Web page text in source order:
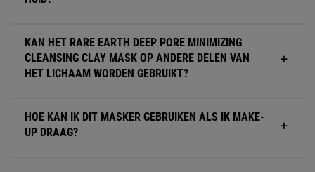
KAN HET RARE EARTH DEEP PORE MINIMIZING
CLEANSING CLAY MASK OP ANDERE DELEN VAN
HET LICHAAM WORDEN GEBRUIKT?
HOE KAN IK DIT MASKER GEBRUIKEN ALS IK MAKE-
UP DRAAG?